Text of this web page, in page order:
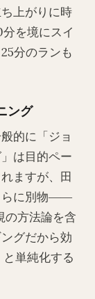
上がりに時
を境にスイ
分のランも
ング
的に「ジョ
は目的ペー
ますが、田
らに別物――
方法論を含
グだから効
単純化する